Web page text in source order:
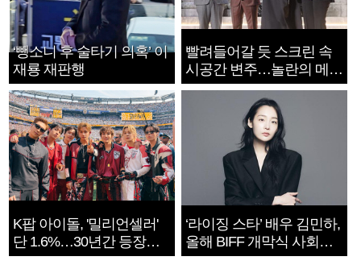
‘뺑소니 후 술타기 의혹’ 이
재룡 재판행
빨려들어갈 듯 스크린 속
시공간 변주…놀란의 메시
지는 ‘전쟁 속죄’
K팝 아이돌, '밀리언셀러'
단 1.6%…30년간 등장
1182개팀 전수조사
‘라이징 스타’ 배우 김민하,
올해 BIFF 개막식 사회자
확정